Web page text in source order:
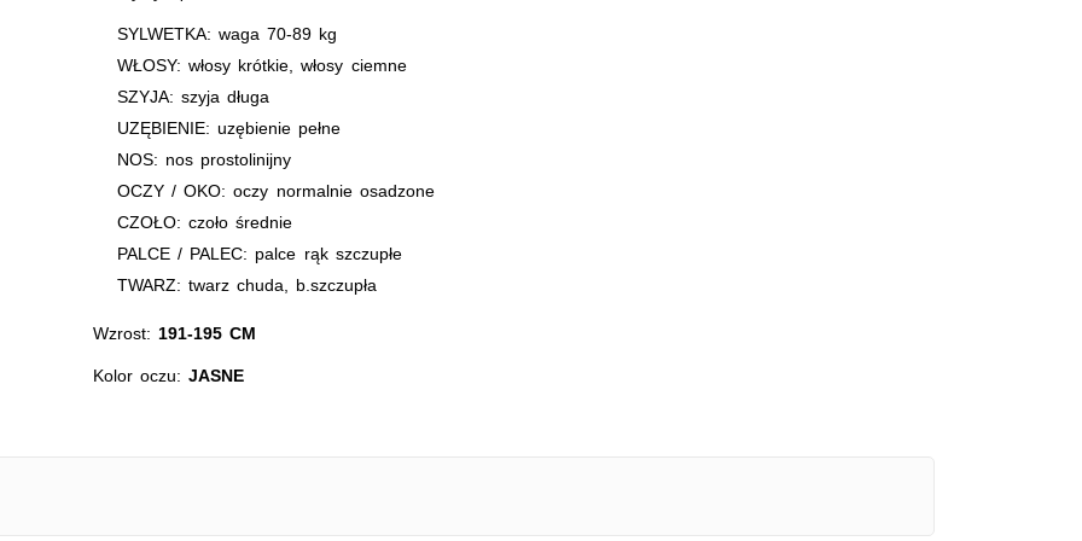
SYLWETKA: waga 70-89 kg
WŁOSY: włosy krótkie, włosy ciemne
SZYJA: szyja długa
UZĘBIENIE: uzębienie pełne
NOS: nos prostolinijny
OCZY / OKO: oczy normalnie osadzone
CZOŁO: czoło średnie
PALCE / PALEC: palce rąk szczupłe
TWARZ: twarz chuda, b.szczupła
Wzrost: 191-195 CM
Kolor oczu:JASNE